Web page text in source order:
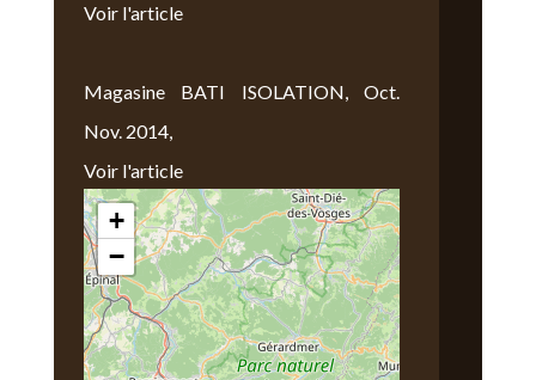
Voir l'article
Magasine BATI ISOLATION, Oct.
Nov. 2014,
Voir l'article
Nous Trouver
+
−